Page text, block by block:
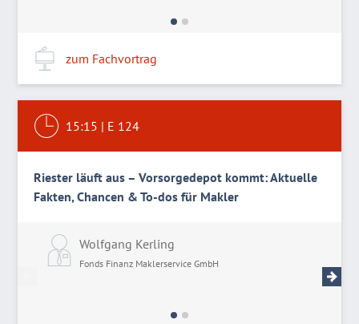
zum Fachvortrag
15:15 | E 124
Riester läuft aus – Vorsorgedepot kommt: Aktuelle
Fakten, Chancen & To-dos für Makler
Wolfgang Kerling
Fonds Finanz Maklerservice GmbH